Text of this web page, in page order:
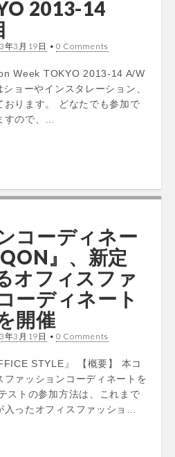
2013-14
年3月19日 • 0 Comments
Week TOKYO 2013-14 A/W
ョーやインスタレーション、
おります。 どなたでも参加で
すので、…
コーディネー
』、新定
オフィスファ
ーディネート
開催
年3月19日 • 0 Comments
STYLE』 【概要】 本コ
ファッションコーディネートを
ストの参加方法は、これまで
入ったオフィスファッショ…